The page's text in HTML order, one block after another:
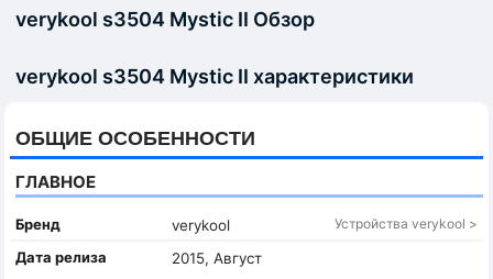
verykool s3504 Mystic II Обзор
verykool s3504 Mystic II характеристики
ОБЩИЕ ОСОБЕННОСТИ
ГЛАВНОЕ
Бренд verykool Устройства verykool >
Дата релиза 2015, Август